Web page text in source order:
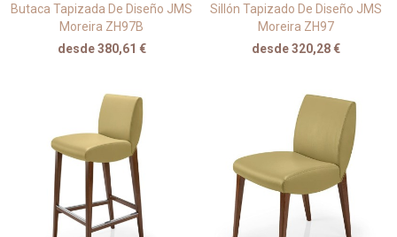
Butaca Tapizada De Diseño JMS
Moreira ZH97B
desde 380,61 €
Sillón Tapizado De Diseño JMS
Moreira ZH97
desde 320,28 €